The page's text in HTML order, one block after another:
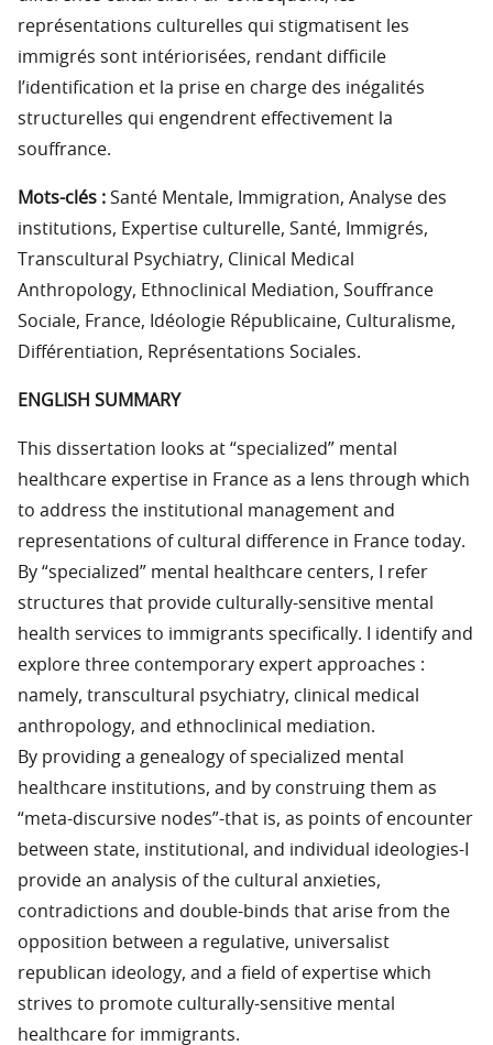
représentations culturelles qui stigmatisent les
immigrés sont intériorisées, rendant difficile
l’identification et la prise en charge des inégalités
structurelles qui engendrent effectivement la
souffrance.
Mots-clés : Santé Mentale, Immigration, Analyse des
institutions, Expertise culturelle, Santé, Immigrés,
Transcultural Psychiatry, Clinical Medical
Anthropology, Ethnoclinical Mediation, Souffrance
Sociale, France, Idéologie Républicaine, Culturalisme,
Différentiation, Représentations Sociales.
ENGLISH SUMMARY
This dissertation looks at “specialized” mental
healthcare expertise in France as a lens through which
to address the institutional management and
representations of cultural difference in France today.
By “specialized” mental healthcare centers, I refer
structures that provide culturally-sensitive mental
health services to immigrants specifically. I identify and
explore three contemporary expert approaches :
namely, transcultural psychiatry, clinical medical
anthropology, and ethnoclinical mediation.
By providing a genealogy of specialized mental
healthcare institutions, and by construing them as
“meta-discursive nodes”-that is, as points of encounter
between state, institutional, and individual ideologies-I
provide an analysis of the cultural anxieties,
contradictions and double-binds that arise from the
opposition between a regulative, universalist
republican ideology, and a field of expertise which
strives to promote culturally-sensitive mental
healthcare for immigrants.